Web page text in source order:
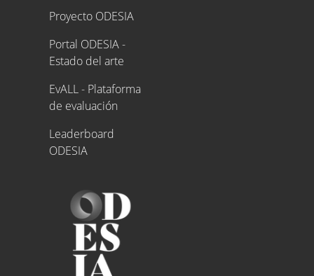
Proyecto ODESIA
Proyecto ODESIA
Portal ODESIA -
Estado del arte
EvALL - Plataforma
de evaluación
Leaderboard
ODESIA